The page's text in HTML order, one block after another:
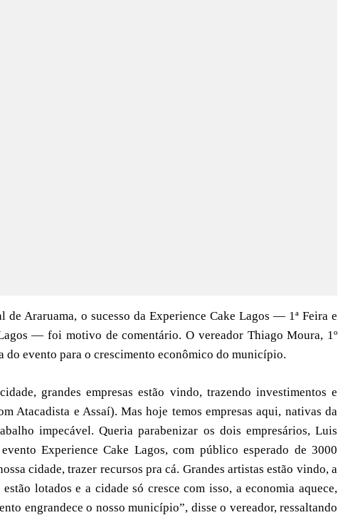
de Araruama, o sucesso da Experience Cake Lagos — 1ª Feira e
— foi motivo de comentário. O vereador Thiago Moura, 1º
do evento para o crescimento econômico do município.
grandes empresas estão vindo, trazendo investimentos e
Atacadista e Assaí). Mas hoje temos empresas aqui, nativas da
impecável. Queria parabenizar os dois empresários, Luis
Experience Cake Lagos, com público esperado de 3000
cidade, trazer recursos pra cá. Grandes artistas estão vindo, a
lotados e a cidade só cresce com isso, a economia aquece,
engrandece o nosso município”, disse o vereador, ressaltando